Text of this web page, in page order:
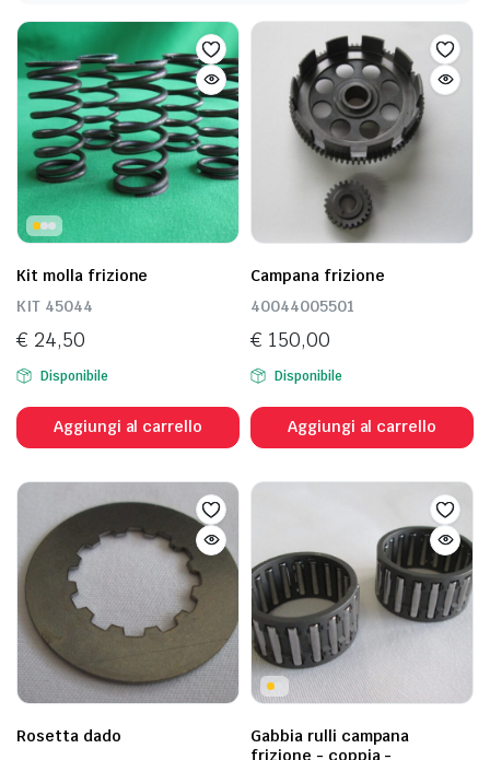
Kit molla frizione
KIT 45044
€ 24,50
Disponibile
Aggiungi al carrello
Campana frizione
40044005501
€ 150,00
Disponibile
Aggiungi al carrello
Rosetta dado
Gabbia rulli campana
frizione - coppia -